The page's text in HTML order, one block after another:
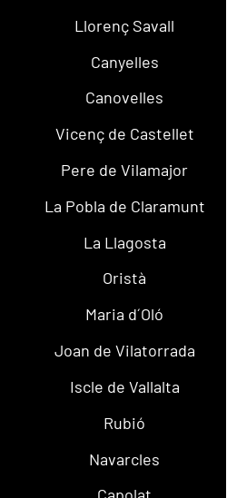
Llorenç Savall
Canyelles
Canovelles
Vicenç de Castellet
Pere de Vilamajor
La Pobla de Claramunt
La Llagosta
Oristà
Maria d´Oló
Joan de Vilatorrada
Iscle de Vallalta
Rubió
Navarcles